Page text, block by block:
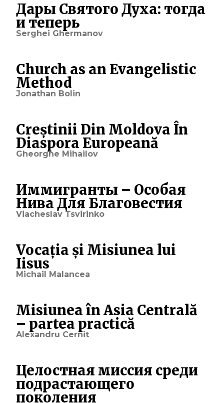
Дары Святого Духа: тогда
и теперь
Serghei Ghermanov
Church as an Evangelistic
Method
Jonathan Bolin
Creștinii Din Moldova În
Diaspora Europeană
Gheorghe Mihailov
Иммигранты – Особая
Нива Для Благовестия
Viacheslav Tsvirinko
Vocația și Misiunea lui
Iisus
Michail Malancea
Misiunea în Asia Centrală
– partea practică
Alexandru Cernit
Целостная миссия среди
подрастающего
поколения